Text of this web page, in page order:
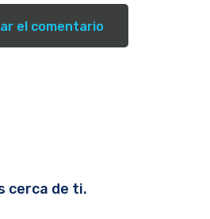
cerca de ti.